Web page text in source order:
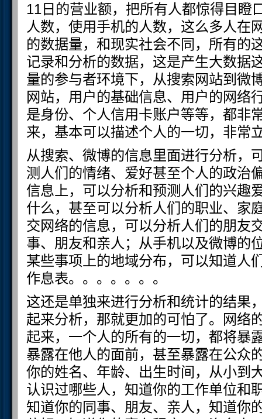
11日的营业额，把所有人都惊得目瞪
人数，使用手机的人数，这么多人在
的数据量，和现实社会不同，所有的
记录和分析的数据，这是产生大数据
量的参与者环境下，从搜索网站到微
网站，用户的基础信息、用户的网络
是身份、个人信用卡账户等等，都非
来，基本可以描述个人的一切，非常
从搜索、微博的信息里面进行分析，
测人们的情绪、爱好甚至个人的政治
信息上，可以分析和预测人们的兴趣
什么，甚至可以分析人们的职业、家
交网络的信息，可以分析人们的朋友
事、朋友和亲人；从手机以及微博的
某些事项上的地域分布，可以知道人
作息表。。。。。。。
这还是单独来进行分析和统计的结果
起来分析，那就更加的可怕了。网络
起来，一个人的所有的一切，都将暴
暴露在他人的面前，甚至暴露在公众
你的姓名、年龄、出生时间，从小到
认识过哪些人，知道你的工作单位和
知道你的同事、朋友、亲人，知道你